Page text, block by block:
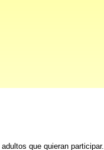
que quieran participar.